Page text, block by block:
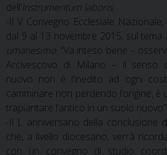
dell’Instrumentum laboris.
-Il V Convegno Ecclesiale
dal 9 al 13 novembre 2015, sul tema
umanesimo. “Va inteso bene –
Arcivescovo di Milano – il senso
nuovo non è l’inedito ad ogni
camminare non perdendo l’origine, è
trapiantare l’antico in un suolo nuovo”.
-Il L anniversario della conclusione
che, a livello diocesano, verrà
con un convegno di studio